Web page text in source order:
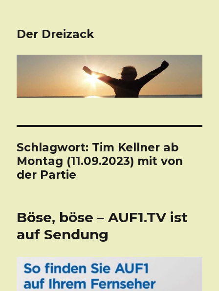
Der Dreizack
Schlagwort: Tim Kellner ab
Montag (11.09.2023) mit von
der Partie
Böse, böse – AUF1.TV ist
auf Sendung